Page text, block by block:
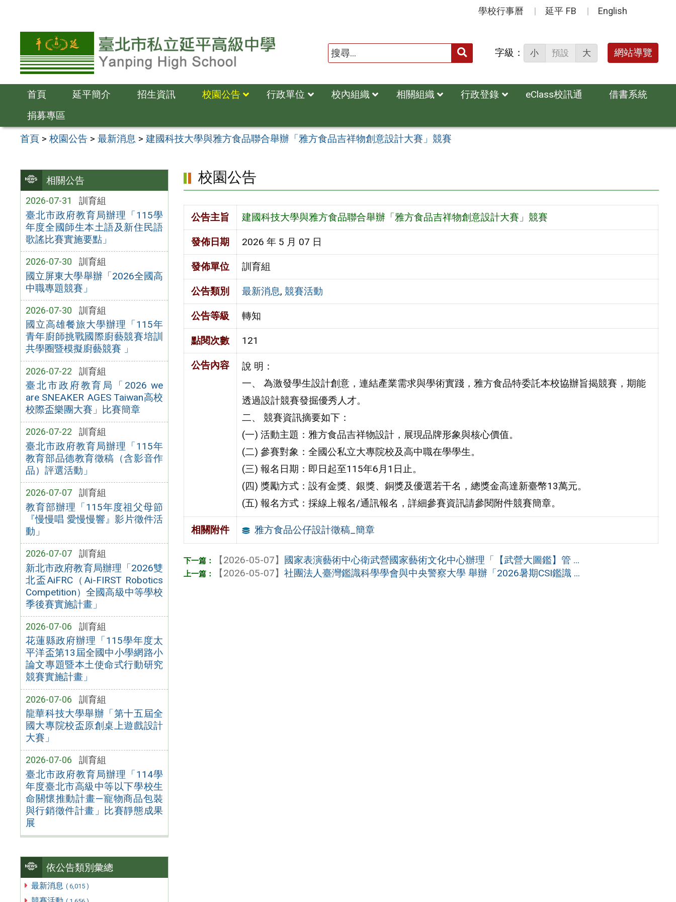
容
學校行事曆 延平 FB English
送出 字級： 小 預設 大 網站導覽
首頁 延平簡介 招生資訊 校園公告 行政單位 校內組織 相關組織 行政登錄 eClass校訊通
借書系統
捐募專區
首頁 >校園公告 >最新消息 >建國科技大學與雅方食品聯合舉辦「雅方食品吉祥物創意設計大賽」競賽
相關公告
2026-07-31 訓育組
臺北市政府教育局辦理「115學
年度全國師生本土語及新住民語
歌謠比賽實施要點」
2026-07-30 訓育組
國立屏東大學舉辦「2026全國高
中職專題競賽」
2026-07-30 訓育組
國立高雄餐旅大學辦理「115年
青年廚師挑戰國際廚藝競賽培訓
共學圈暨模擬廚藝競賽 」
2026-07-22 訓育組
臺北市政府教育局「2026 we
are SNEAKER AGES Taiwan高校
校際盃樂團大賽」比賽簡章
2026-07-22 訓育組
臺北市政府教育局辦理「115年
教育部品德教育徵稿（含影音作
品）評選活動」
2026-07-07 訓育組
教育部辦理「115年度祖父母節
『慢慢唱 愛慢慢響』影片徵件活
動」
2026-07-07 訓育組
新北市政府教育局辦理「2026雙
北盃AiFRC（Ai-FIRST Robotics
Competition）全國高級中等學校
季後賽實施計畫」
2026-07-06 訓育組
花蓮縣政府辦理「115學年度太
平洋盃第13屆全國中小學網路小
論文專題暨本土使命式行動研究
競賽實施計畫」
2026-07-06 訓育組
龍華科技大學舉辦「第十五屆全
國大專院校盃原創桌上遊戲設計
大賽」
2026-07-06 訓育組
臺北市政府教育局辦理「114學
年度臺北市高級中等以下學校生
命關懷推動計畫—寵物商品包裝
與行銷徵件計畫」比賽靜態成果
展
依公告類別彙總
最新消息 ( 6,015 )
校園公告
公告主旨 建國科技大學與雅方食品聯合舉辦「雅方食品吉祥物創意設計大賽」競賽
發佈日期 2026 年 5 月 07 日
發佈單位 訓育組
公告類別 最新消息, 競賽活動
公告等級 轉知
點閱次數 121
公告內容
說 明：
一、 為激發學生設計創意，連結產業需求與學術實踐，雅方食品特委託本校協辦旨揭競賽，期能
透過設計競賽發掘優秀人才。
二、 競賽資訊摘要如下：
(一) 活動主題：雅方食品吉祥物設計，展現品牌形象與核心價值。
(二) 參賽對象：全國公私立大專院校及高中職在學學生。
(三) 報名日期：即日起至115年6月1日止。
(四) 獎勵方式：設有金獎、銀獎、銅獎及優選若干名，總獎金高達新臺幣13萬元。
(五) 報名方式：採線上報名/通訊報名，詳細參賽資訊請參閱附件競賽簡章。
相關附件 雅方食品公仔設計徵稿_簡章
【2026-05-07】 國家表演藝術中心衛武營國家藝術文化中心辦理「【武營大圖鑑】管 ...
【2026-05-07】社團法人臺灣鑑識科學學會與中央警察大學 舉辦「2026暑期CSI鑑識 ...